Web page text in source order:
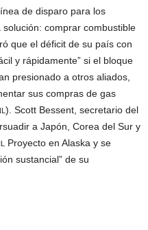
de disparo para los
comprar combustible
que el déficit de su país con
y rápidamente” si el bloque
presionado a otros aliados,
sus compras de gas
). Scott Bessent, secretario del
a Japón, Corea del Sur y
Proyecto en Alaska y se
sustancial” de su